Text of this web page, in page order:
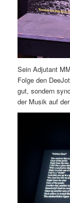
Sein Adjutant
Folge den
gut, sondern
der Musik auf